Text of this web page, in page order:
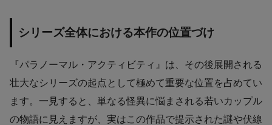
シリーズ全体における本作の位置づけ
『パラノーマル・アクティビティ』は、その後展開される
壮大なシリーズの起点として極めて重要な位置を占めてい
ます。一見すると、単なる怪異に悩まされる若いカップル
の物語に見えますが、実はこの作品で提示された謎や伏線